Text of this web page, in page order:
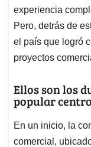
experiencia
Pero, detrás de
el país que logró
proyectos
Ellos son los
popular
En un inicio, la
comercial,